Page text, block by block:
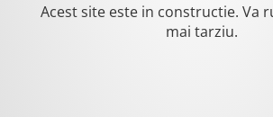
Acest site este in constructie. Va
mai tarziu.